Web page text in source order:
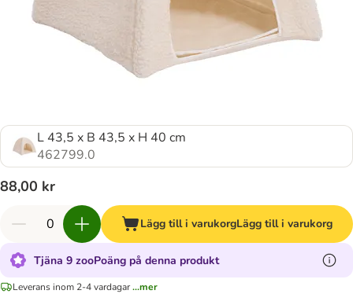
L 43,5 x B 43,5 x H 40 cm
462799.0
88,00 kr
Lägg till i varukorgLägg till i varukorg
Tjäna 9 zooPoäng på denna produkt
Leverans inom 2-4 vardagar...mer